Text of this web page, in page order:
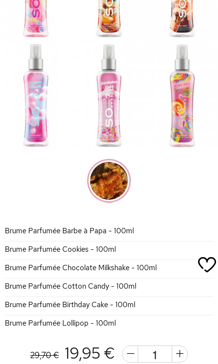
Brume Parfumée Barbe à Papa - 100ml
Brume Parfumée Cookies - 100ml
Brume Parfumée Chocolate Milkshake - 100ml
Brume Parfumée Cotton Candy - 100ml
Brume Parfumée Birthday Cake - 100ml
Brume Parfumée Lollipop - 100ml
29,70 € 19,95 €